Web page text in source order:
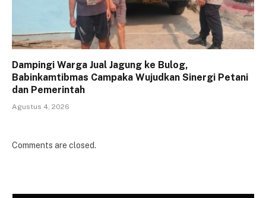
Dampingi Warga Jual Jagung ke Bulog,
Babinkamtibmas Campaka Wujudkan Sinergi Petani
dan Pemerintah
Agustus 4, 2026
Comments are closed.